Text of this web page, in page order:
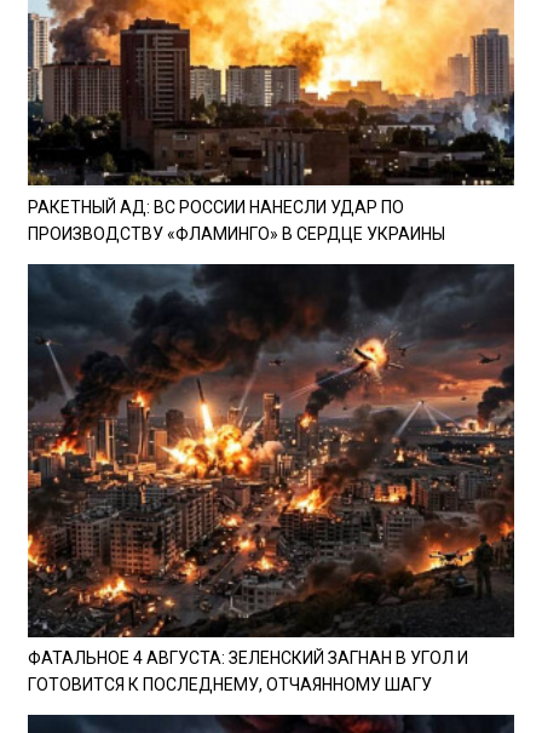
РАКЕТНЫЙ АД: ВС РОССИИ НАНЕСЛИ УДАР ПО
ПРОИЗВОДСТВУ «ФЛАМИНГО» В СЕРДЦЕ УКРАИНЫ
ФАТАЛЬНОЕ 4 АВГУСТА: ЗЕЛЕНСКИЙ ЗАГНАН В УГОЛ И
ГОТОВИТСЯ К ПОСЛЕДНЕМУ, ОТЧАЯННОМУ ШАГУ